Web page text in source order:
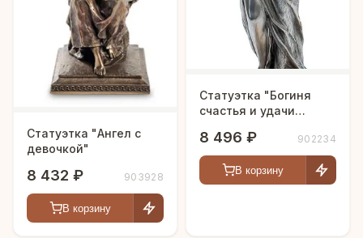
Статуэтка "Ангел с
девочкой"
8 432 ₽ 903928
В корзину
Статуэтка "Богиня
счастья и удачи
8 496 ₽ 902234
В корзину